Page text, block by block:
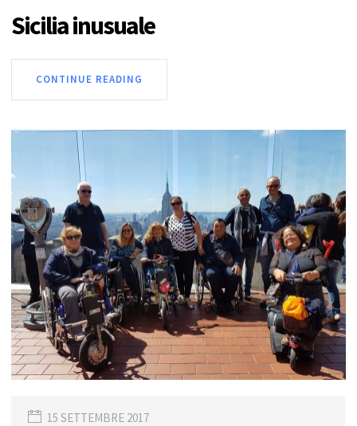
Sicilia inusuale
CONTINUE READING
15 SETTEMBRE 2017